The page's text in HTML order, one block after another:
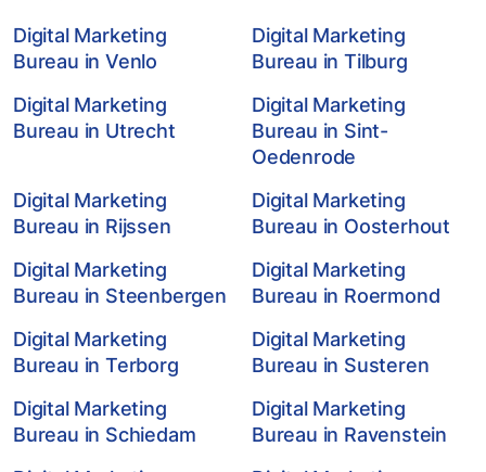
Digital Marketing
Bureau in Venlo
Digital Marketing
Bureau in Tilburg
Digital Marketing
Bureau in Utrecht
Digital Marketing
Bureau in Sint-
Oedenrode
Digital Marketing
Bureau in Rijssen
Digital Marketing
Bureau in Oosterhout
Digital Marketing
Bureau in Steenbergen
Digital Marketing
Bureau in Roermond
Digital Marketing
Bureau in Terborg
Digital Marketing
Bureau in Susteren
Digital Marketing
Bureau in Schiedam
Digital Marketing
Bureau in Ravenstein